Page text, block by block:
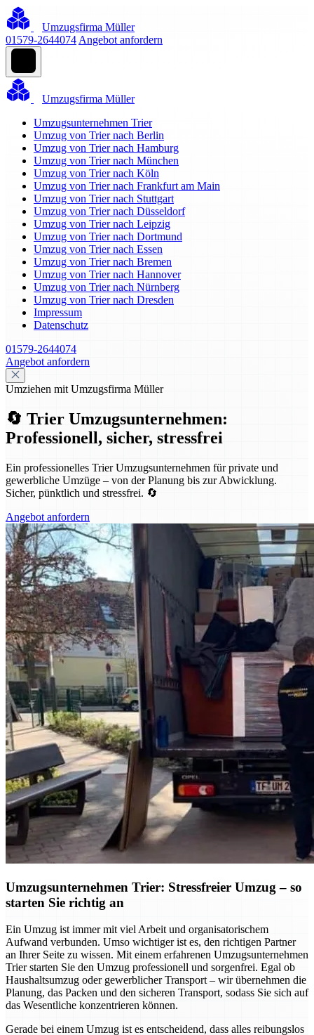
Umzugsfirma Müller
01579-2644074 Angebot anfordern
Umzugsfirma Müller
Umzugsunternehmen Trier
Umzug von Trier nach Berlin
Umzug von Trier nach Hamburg
Umzug von Trier nach München
Umzug von Trier nach Köln
Umzug von Trier nach Frankfurt am Main
Umzug von Trier nach Stuttgart
Umzug von Trier nach Düsseldorf
Umzug von Trier nach Leipzig
Umzug von Trier nach Dortmund
Umzug von Trier nach Essen
Umzug von Trier nach Bremen
Umzug von Trier nach Hannover
Umzug von Trier nach Nürnberg
Umzug von Trier nach Dresden
Impressum
Datenschutz
01579-2644074
Angebot anfordern
Umziehen mit Umzugsfirma Müller
🔄 Trier Umzugsunternehmen:
Professionell, sicher, stressfrei
Ein professionelles Trier Umzugsunternehmen für private und
gewerbliche Umzüge – von der Planung bis zur Abwicklung.
Sicher, pünktlich und stressfrei. 🔄
Angebot anfordern
Umzugsunternehmen Trier: Stressfreier Umzug – so
starten Sie richtig an
Ein Umzug ist immer mit viel Arbeit und organisatorischem
Aufwand verbunden. Umso wichtiger ist es, den richtigen Partner
an Ihrer Seite zu wissen. Mit einem erfahrenen Umzugsunternehmen
Trier starten Sie den Umzug professionell und sorgenfrei. Egal ob
Haushaltsumzug oder gewerblicher Transport – wir übernehmen die
Planung, das Packen und den sicheren Transport, sodass Sie sich auf
das Wesentliche konzentrieren können.
Gerade bei einem Umzug ist es entscheidend, dass alles reibungslos